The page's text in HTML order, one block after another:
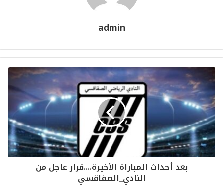
admin
بعد أحداث المباراة الأخيرة....قرار عاجل من
النادي_الصفاقسي